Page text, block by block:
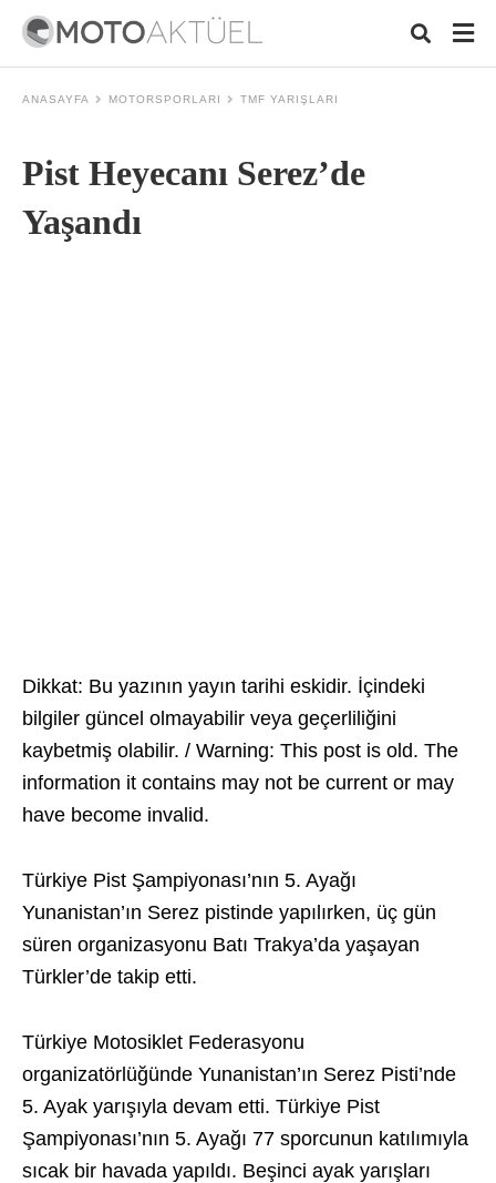
ANASAYFA MOTORSPORLARI TMF YARIŞLARI
Pist Heyecanı Serez’de
Yaşandı
Dikkat: Bu yazının yayın tarihi eskidir. İçindeki
bilgiler güncel olmayabilir veya geçerliliğini
kaybetmiş olabilir. / Warning: This post is old. The
information it contains may not be current or may
have become invalid.
Türkiye Pist Şampiyonası’nın 5. Ayağı
Yunanistan’ın Serez pistinde yapılırken, üç gün
süren organizasyonu Batı Trakya’da yaşayan
Türkler’de takip etti.
Türkiye Motosiklet Federasyonu
organizatörlüğünde Yunanistan’ın Serez Pisti’nde
5. Ayak yarışıyla devam etti. Türkiye Pist
Şampiyonası’nın 5. Ayağı 77 sporcunun katılımıyla
sıcak bir havada yapıldı. Beşinci ayak yarışları